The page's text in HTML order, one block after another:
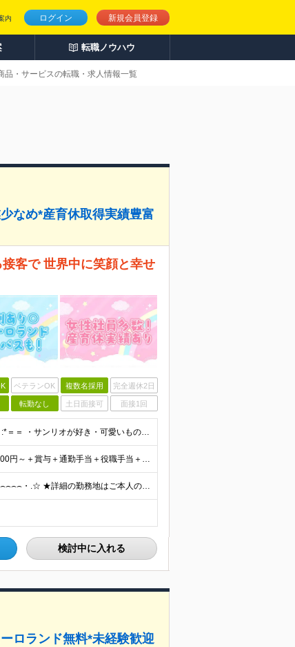
ログイン 新規会員登録
内
転職ノウハウ
品・サービスの転職・求人情報一覧
なめ*産育休取得実績豊富
客で 世界中に笑顔と幸せ
ベテランOK 複数名採用 完全週休2日
転勤なし 土日面接可 面接1回
■高校卒業以上 ■未経験OK ＝＝*:こんな方を求めています！:*＝＝ ・サンリオが好き・可愛いものが好き （「実は最近のキャラクターには詳しくない…」という方も、入社後に少しずつ覚えていければ大丈
初年度想定年収324万円～690万円！ ◆全国一律 月給230,000円～＋賞与＋通勤手当＋役職手当＋時間外手当 《手当充実！》 ＊昇給/年1回 ＊賞与/年2回（7月/12月） ＊通勤手当：交通費
全国各地のサンリオショップで働ける ⌢⌢⌢⌢⌢⌢⌢⌢⌢⌢⌢⌢⌢⌢⌢⌢⌢⌢・.☆ ★詳細の勤務地はご本人の希望と面接を通じて決定いたします。 ＼以下の募集店舗は特に積極採用中！！／ ＜東京＞ ◎SA
検討中に入れる
ロランド無料*未経験歓迎